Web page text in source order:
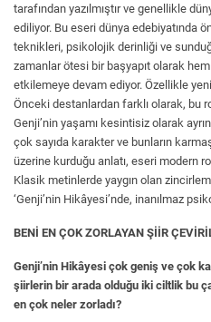
tarafından yazılmıştır ve genellikle
ediliyor. Bu eseri dünya edebiyatında
teknikleri, psikolojik derinliği ve
zamanlar ötesi bir başyapıt olarak
etkilemeye devam ediyor. Özellikle
Önceki destanlardan farklı olarak, bu
Genji’nin yaşamı kesintisiz olarak
çok sayıda karakter ve bunların
üzerine kurduğu anlatı, eseri modern
Klasik metinlerde yaygın olan
‘Genji’nin Hikâyesi’nde, inanılmaz
BENİ EN ÇOK ZORLAYAN ŞİİR
Genji’nin Hikâyesi çok geniş ve çok
şiirlerin bir arada olduğu iki ciltlik bu
en çok neler zorladı?